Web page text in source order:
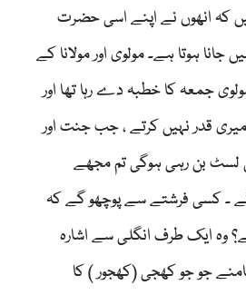
انھوں نے اپنے اسی حضرت
ہوتا ہے۔ مولوی اور مولانا کے
جمعہ کا خطبہ دے رہا تھا اور
قدر نہیں کرتے ، جب جنت اور
بن رہی ہوگی تم مجھے
۔ کسی فرشتے سے پوچھو گے کہ
وہ ایک طرف انگلی سے اشارہ
جو جو کھجی (کھجور ) کا